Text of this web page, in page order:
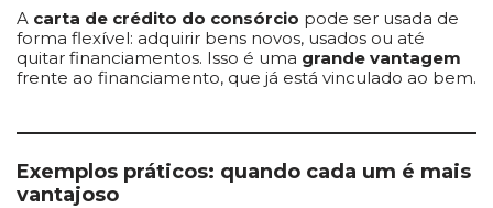
A carta de crédito do consórcio pode ser usada de
forma flexível: adquirir bens novos, usados ou até
quitar financiamentos. Isso é uma grande vantagem
frente ao financiamento, que já está vinculado ao bem.
Exemplos práticos: quando cada um é mais
vantajoso